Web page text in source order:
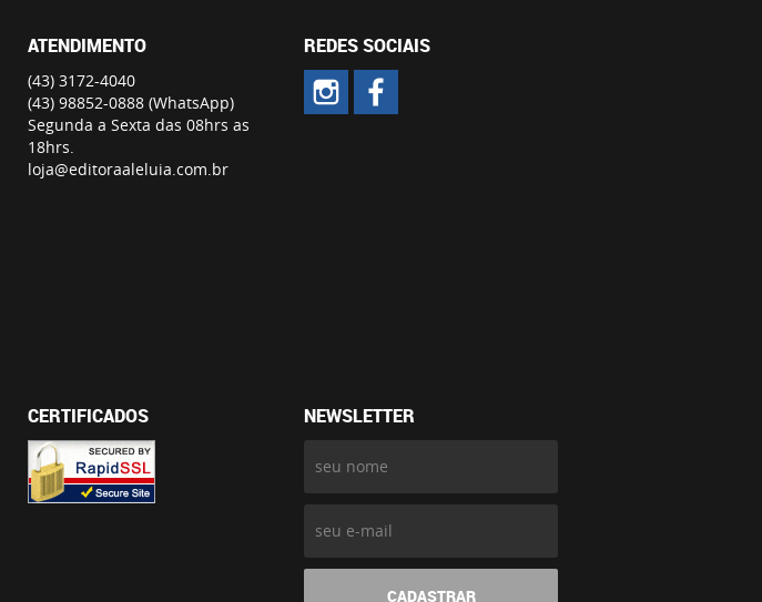
ATENDIMENTO
(43) 3172-4040
(43) 98852-0888 (WhatsApp)
Segunda a Sexta das 08hrs as
18hrs.
loja@editoraaleluia.com.br
REDES SOCIAIS
CERTIFICADOS NEWSLETTER
CADASTRAR